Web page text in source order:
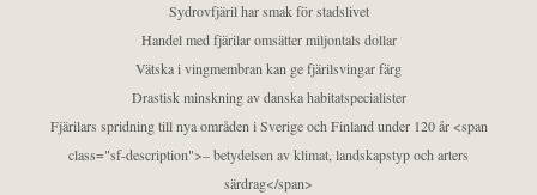
Sydrovfjäril har smak för stadslivet
Handel med fjärilar omsätter miljontals dollar
Vätska i vingmembran kan ge fjärilsvingar färg
Drastisk minskning av danska habitatspecialister
Fjärilars spridning till nya områden i Sverige och Finland under 120 år <span
class="sf-description">– betydelsen av klimat, landskapstyp och arters
särdrag</span>